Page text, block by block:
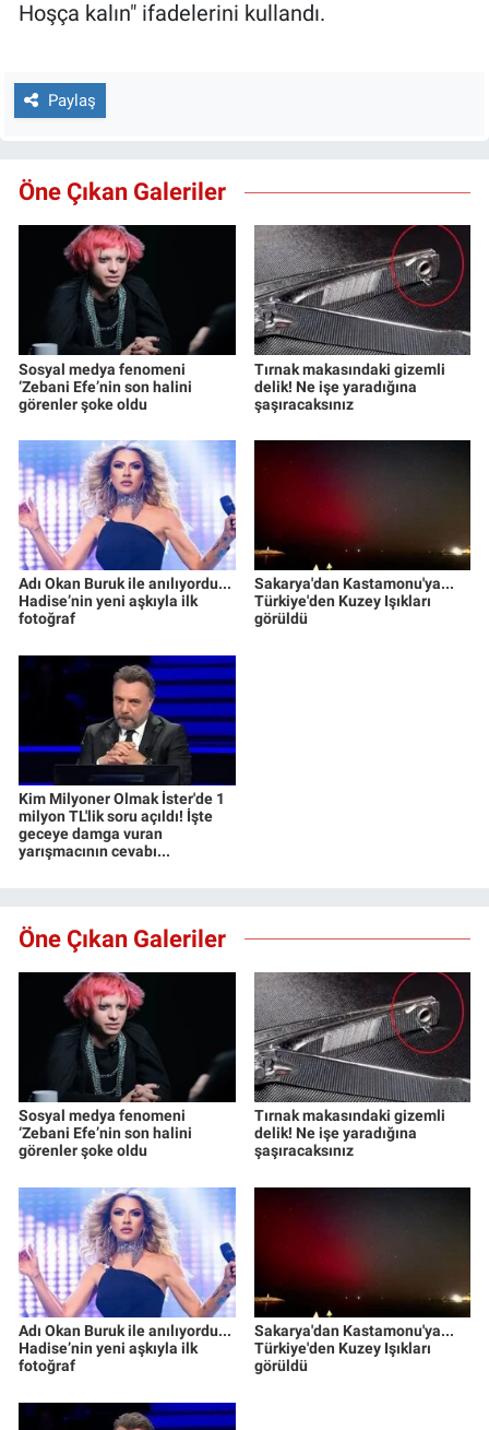
Hoşça kalın" ifadelerini kullandı.
Paylaş
Öne Çıkan Galeriler
Sosyal medya fenomeni
‘Zebani Efe’nin son halini
görenler şoke oldu
Tırnak makasındaki gizemli
delik! Ne işe yaradığına
şaşıracaksınız
Adı Okan Buruk ile anılıyordu...
Hadise’nin yeni aşkıyla ilk
fotoğraf
Sakarya'dan Kastamonu'ya...
Türkiye'den Kuzey Işıkları
görüldü
Kim Milyoner Olmak İster'de 1
milyon TL'lik soru açıldı! İşte
geceye damga vuran
yarışmacının cevabı...
Öne Çıkan Galeriler
Sosyal medya fenomeni
‘Zebani Efe’nin son halini
görenler şoke oldu
Tırnak makasındaki gizemli
delik! Ne işe yaradığına
şaşıracaksınız
Adı Okan Buruk ile anılıyordu...
Hadise’nin yeni aşkıyla ilk
fotoğraf
Sakarya'dan Kastamonu'ya...
Türkiye'den Kuzey Işıkları
görüldü